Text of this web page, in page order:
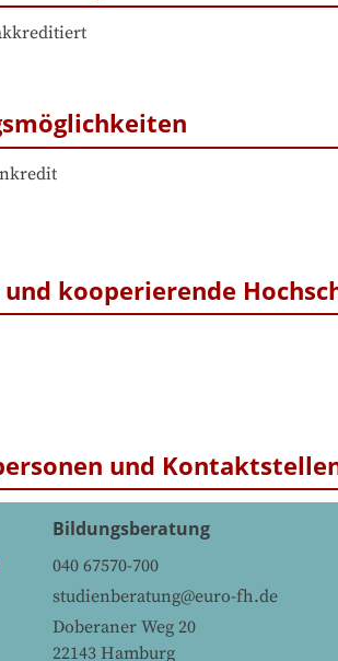
kooperierende
und
Bildungsberatung
040 67570-700
studienberatung@euro-fh.de
Doberaner Weg 20
22143 Hamburg